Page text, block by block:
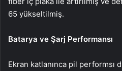
65 yükseltilmiş.
Batarya ve Şarj Performansı
Ekran katlanınca pil performsı